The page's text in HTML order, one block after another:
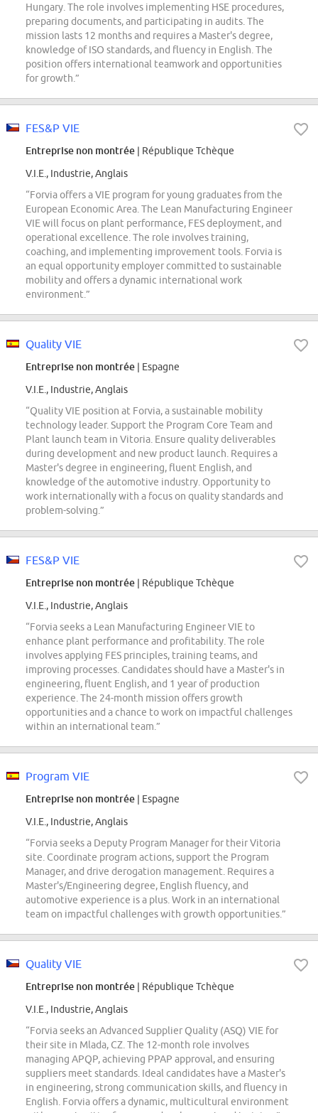
Hungary. The role involves implementing HSE procedures,
preparing documents, and participating in audits. The
mission lasts 12 months and requires a Master's degree,
knowledge of ISO standards, and fluency in English. The
position offers international teamwork and opportunities
for growth.”
FES&P VIE
Entreprise non montrée | République Tchèque
V.I.E., Industrie, Anglais
“Forvia offers a VIE program for young graduates from the
European Economic Area. The Lean Manufacturing Engineer
VIE will focus on plant performance, FES deployment, and
operational excellence. The role involves training,
coaching, and implementing improvement tools. Forvia is
an equal opportunity employer committed to sustainable
mobility and offers a dynamic international work
environment.”
Quality VIE
Entreprise non montrée | Espagne
V.I.E., Industrie, Anglais
“Quality VIE position at Forvia, a sustainable mobility
technology leader. Support the Program Core Team and
Plant launch team in Vitoria. Ensure quality deliverables
during development and new product launch. Requires a
Master's degree in engineering, fluent English, and
knowledge of the automotive industry. Opportunity to
work internationally with a focus on quality standards and
problem-solving.”
FES&P VIE
Entreprise non montrée | République Tchèque
V.I.E., Industrie, Anglais
“Forvia seeks a Lean Manufacturing Engineer VIE to
enhance plant performance and profitability. The role
involves applying FES principles, training teams, and
improving processes. Candidates should have a Master's in
engineering, fluent English, and 1 year of production
experience. The 24-month mission offers growth
opportunities and a chance to work on impactful challenges
within an international team.”
Program VIE
Entreprise non montrée | Espagne
V.I.E., Industrie, Anglais
“Forvia seeks a Deputy Program Manager for their Vitoria
site. Coordinate program actions, support the Program
Manager, and drive derogation management. Requires a
Master's/Engineering degree, English fluency, and
automotive experience is a plus. Work in an international
team on impactful challenges with growth opportunities.”
Quality VIE
Entreprise non montrée | République Tchèque
V.I.E., Industrie, Anglais
“Forvia seeks an Advanced Supplier Quality (ASQ) VIE for
their site in Mlada, CZ. The 12-month role involves
managing APQP, achieving PPAP approval, and ensuring
suppliers meet standards. Ideal candidates have a Master's
in engineering, strong communication skills, and fluency in
English. Forvia offers a dynamic, multicultural environment